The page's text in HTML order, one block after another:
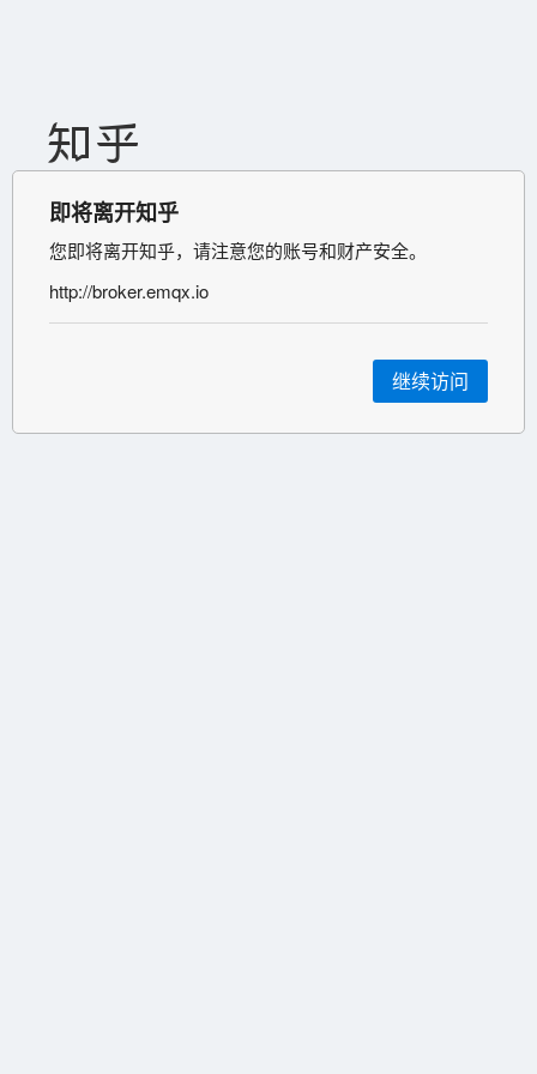
即将离开知乎
您即将离开知乎，请注意您的账号和财产安全。
http://broker.emqx.io
继续访问